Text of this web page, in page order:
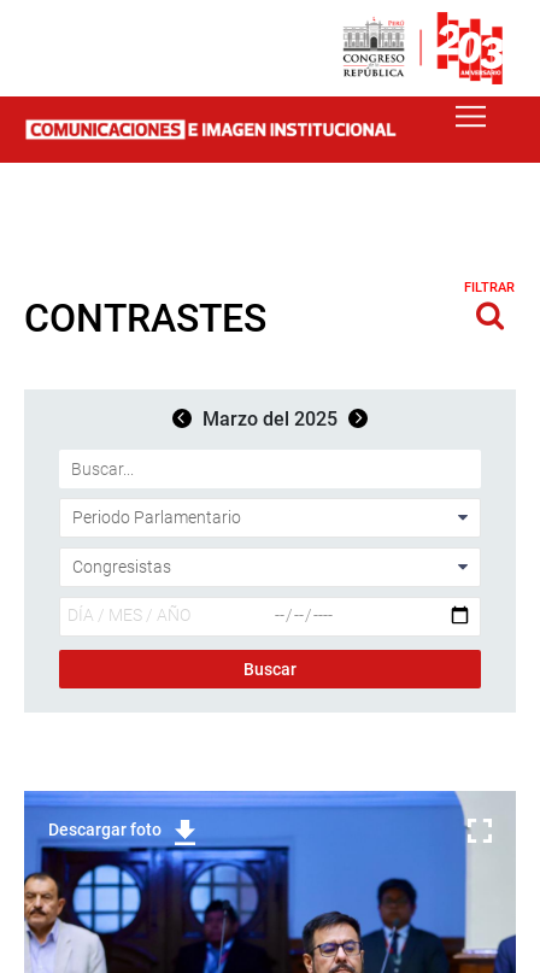
CONTRASTES
FILTRAR
Marzo del 2025
Descargar foto